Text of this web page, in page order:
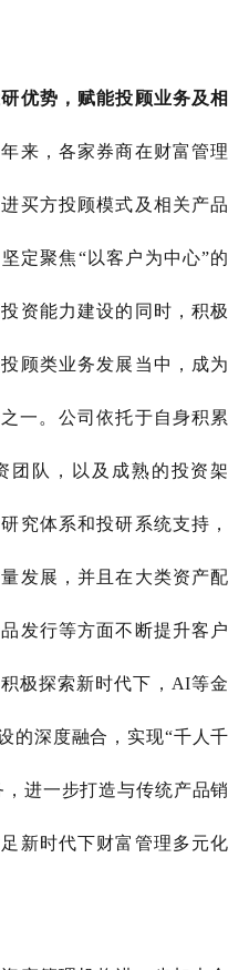
优势，赋能投顾业务及相
来，各家券商在财富管理
买方投顾模式及相关产品
定聚焦“ 以客户为中心”的
资能力建设的同时，积极
顾类业务发展当中， 成为
一。公司依托于自身积累
团队，以及成熟的投资架
究体系和投研系统支持，
发展，并且在大类资产配
发行等方面不断提升客户
极探索新时代下， AI等金
的深度融合，实现“千人千
，进一步打造与传统产品销
新时代下财富管理多元化